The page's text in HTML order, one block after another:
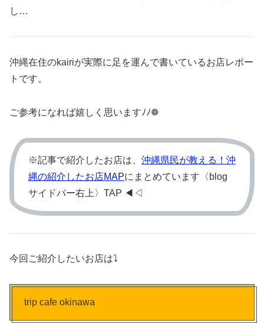
し…
沖縄在住のkairiが実際に足を運んで書いているお店レポー
トです。
ご参考になれば嬉しく思いますﾉﾉ❁
※記事で紹介したお店は、 沖縄県民が教える！沖
縄の紹介したお店MAPにまとめています〈blog
サイドバー右上〉TAP ◀︎◁
今回ご紹介したいお店は⤵
trip cafe okinawa